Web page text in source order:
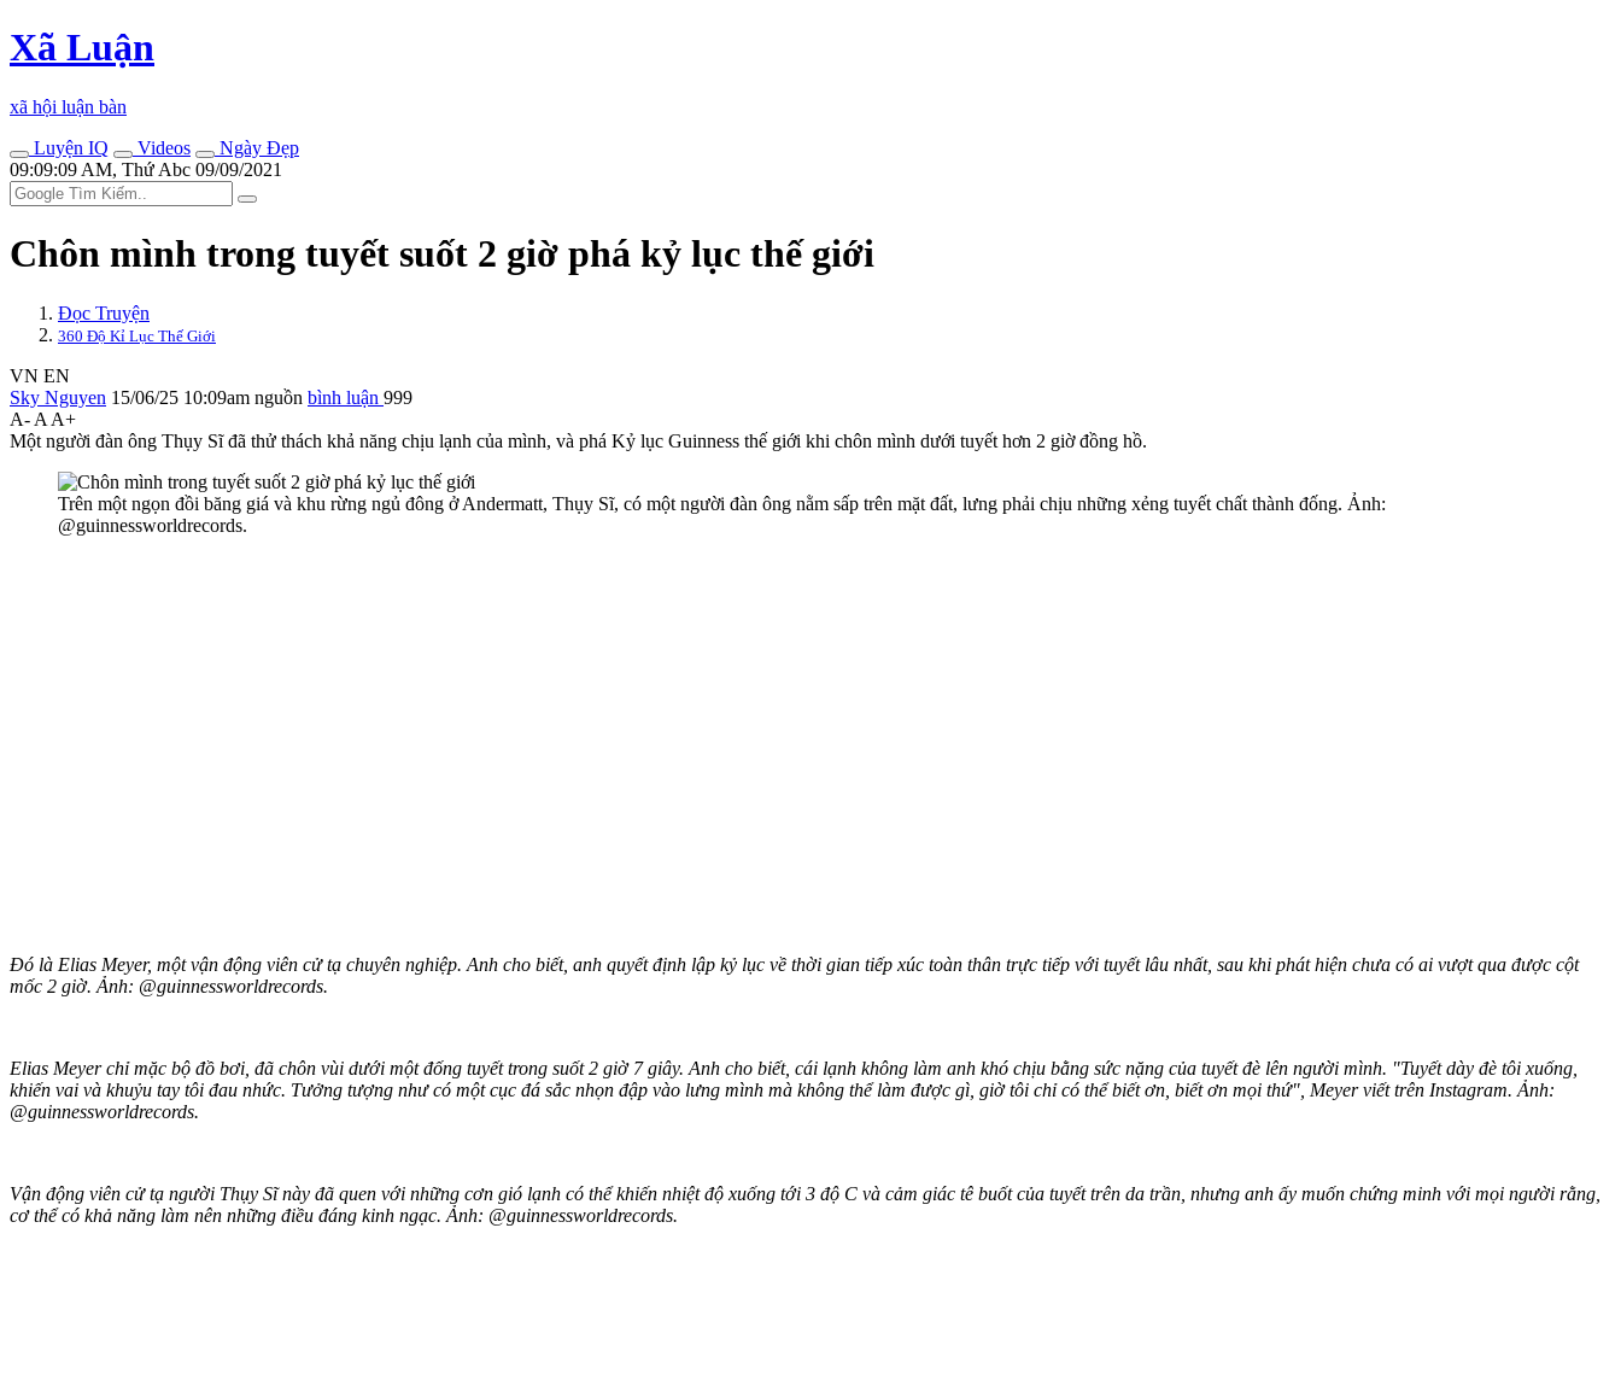
Xã Luận
xã hội luận bàn
Luyện IQ
Videos
Ngày Đẹp
09:09:09 AM, Thứ Abc 09/09/2021
Chôn mình trong tuyết suốt 2 giờ phá kỷ lục thế giới
Đọc Truyện
360 Độ Kỉ Lục Thế Giới
VN EN
Sky Nguyen 15/06/25 10:09am nguồn bình luận 999
A- A A+
Một người đàn ông Thụy Sĩ đã thử thách khả năng chịu lạnh của mình, và phá Kỷ lục Guinness thế giới khi chôn mình dưới tuyết hơn 2 giờ đồng hồ.
Trên một ngọn đồi băng giá và khu rừng ngủ đông ở Andermatt, Thụy Sĩ, có một người đàn ông nằm sấp trên mặt đất, lưng phải chịu những xẻng tuyết chất thành đống. Ảnh:
@guinnessworldrecords.
Đó là Elias Meyer, một vận động viên cử tạ chuyên nghiệp. Anh cho biết, anh quyết định lập kỷ lục về thời gian tiếp xúc toàn thân trực tiếp với tuyết lâu nhất, sau khi phát hiện chưa có ai vượt qua được cột
mốc 2 giờ. Ảnh: @guinnessworldrecords.
Elias Meyer chỉ mặc bộ đồ bơi, đã chôn vùi dưới một đống tuyết trong suốt 2 giờ 7 giây. Anh cho biết, cái lạnh không làm anh khó chịu bằng sức nặng của tuyết đè lên người mình. "Tuyết dày đè tôi xuống,
khiến vai và khuỷu tay tôi đau nhức. Tưởng tượng như có một cục đá sắc nhọn đập vào lưng mình mà không thể làm được gì, giờ tôi chỉ có thể biết ơn, biết ơn mọi thứ", Meyer viết trên Instagram. Ảnh:
@guinnessworldrecords.
Vận động viên cử tạ người Thụy Sĩ này đã quen với những cơn gió lạnh có thể khiến nhiệt độ xuống tới 3 độ C và cảm giác tê buốt của tuyết trên da trần, nhưng anh ấy muốn chứng minh với mọi người rằng,
c‌ơ th‌ể có khả năng làm nên những điều đáng kinh ngạc. Ảnh: @guinnessworldrecords.